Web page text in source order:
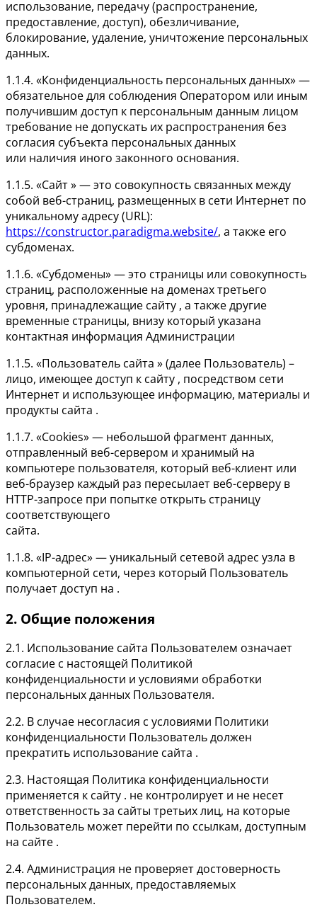
использование, передачу (распространение,
предоставление, доступ), обезличивание,
блокирование, удаление, уничтожение персональных
данных.
1.1.4. «Конфиденциальность персональных данных» —
обязательное для соблюдения Оператором или иным
получившим доступ к персональным данным лицом
требование не допускать их распространения без
согласия субъекта персональных данных
или наличия иного законного основания.
1.1.5. «Сайт » — это совокупность связанных между
собой веб-страниц, размещенных в сети Интернет по
уникальному адресу (URL):
https://constructor.paradigma.website/, а также его
субдоменах.
1.1.6. «Субдомены» — это страницы или совокупность
страниц, расположенные на доменах третьего
уровня, принадлежащие сайту , а также другие
временные страницы, внизу который указана
контактная информация Администрации
1.1.5. «Пользователь сайта » (далее Пользователь) –
лицо, имеющее доступ к сайту , посредством сети
Интернет и использующее информацию, материалы и
продукты сайта .
1.1.7. «Cookies» — небольшой фрагмент данных,
отправленный веб-сервером и хранимый на
компьютере пользователя, который веб-клиент или
веб-браузер каждый раз пересылает веб-серверу в
HTTP-запросе при попытке открыть страницу
соответствующего
сайта.
1.1.8. «IP-адрес» — уникальный сетевой адрес узла в
компьютерной сети, через который Пользователь
получает доступ на .
2. Общие положения
2.1. Использование сайта Пользователем означает
согласие с настоящей Политикой
конфиденциальности и условиями обработки
персональных данных Пользователя.
2.2. В случае несогласия с условиями Политики
конфиденциальности Пользователь должен
прекратить использование сайта .
2.3. Настоящая Политика конфиденциальности
применяется к сайту . не контролирует и не несет
ответственность за сайты третьих лиц, на которые
Пользователь может перейти по ссылкам, доступным
на сайте .
2.4. Администрация не проверяет достоверность
персональных данных, предоставляемых
Пользователем.